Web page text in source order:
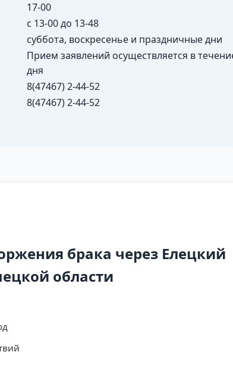
17-00
с 13-00 до 13-48
суббота, воскресенье и праздничные дни
Прием заявлений осуществляется в
дня
8(47467) 2-44-52
8(47467) 2-44-52
брака через Елецкий
области